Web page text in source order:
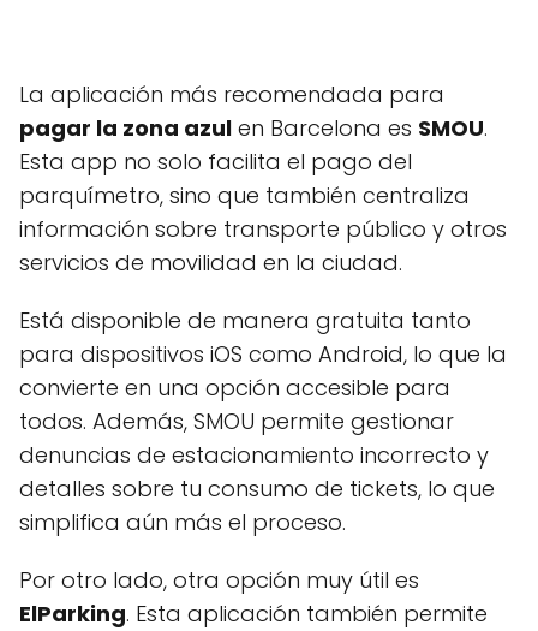
La aplicación más recomendada para
pagar la zona azul en Barcelona es SMOU.
Esta app no solo facilita el pago del
parquímetro, sino que también centraliza
información sobre transporte público y otros
servicios de movilidad en la ciudad.
Está disponible de manera gratuita tanto
para dispositivos iOS como Android, lo que la
convierte en una opción accesible para
todos. Además, SMOU permite gestionar
denuncias de estacionamiento incorrecto y
detalles sobre tu consumo de tickets, lo que
simplifica aún más el proceso.
Por otro lado, otra opción muy útil es
ElParking. Esta aplicación también permite